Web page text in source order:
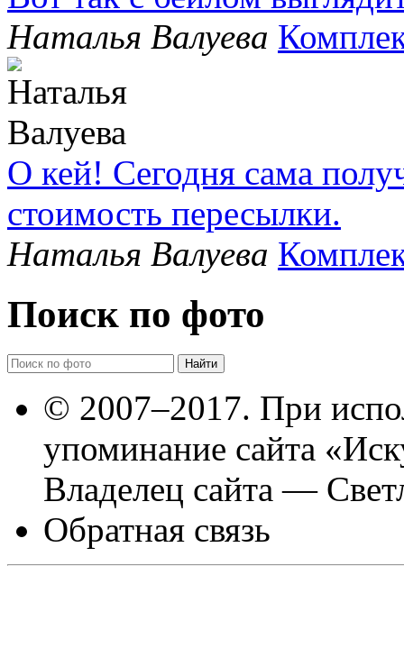
Наталья Валуева
О кей! Сегодня сама
стоимость пересылки.
Наталья Валуева
Поиск по фото
© 2007–2017. При
упоминание сайта
Владелец сайта —
Обратная связь